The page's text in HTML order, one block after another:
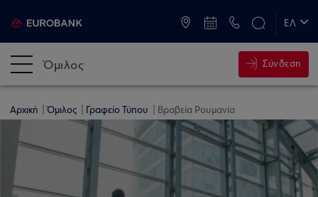
ΕΛ
Όμιλος Σύνδεση
Αρχική Όμιλος Γραφείο Τύπου Βραβεία Ρουμανία